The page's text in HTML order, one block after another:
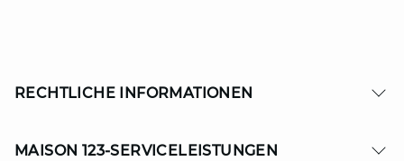
RECHTLICHE INFORMATIONEN
MAISON 123-SERVICELEISTUNGEN